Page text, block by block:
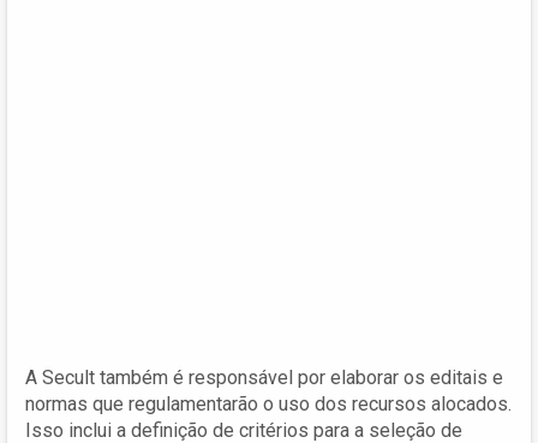
A Secult também é responsável por elaborar os editais e
normas que regulamentarão o uso dos recursos alocados.
Isso inclui a definição de critérios para a seleção de